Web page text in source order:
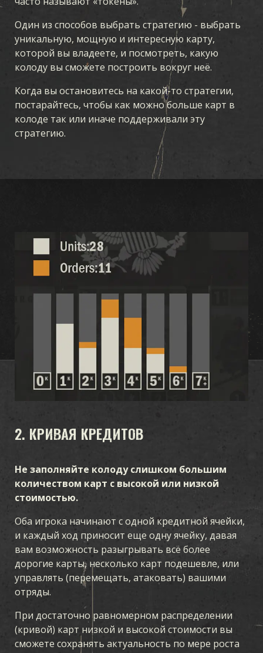
Один из способов выбрать стратегию - выбрать
уникальную, мощную и интересную карту,
которой вы владеете, и посмотреть, какую
колоду вы сможете построить вокруг неё.
Когда вы остановитесь на какой-то стратегии,
постарайтесь, чтобы как можно больше карт в
колоде так или иначе поддерживали эту
стратегию.
2. КРИВАЯ КРЕДИТОВ
Не заполняйте колоду слишком большим
количеством карт с высокой или низкой
стоимостью.
Оба игрока начинают с одной кредитной ячейки,
и каждый ход приносит еще одну ячейку, давая
вам возможность разыгрывать всё более
дорогие карты, несколько карт подешевле, или
управлять (перемещать, атаковать) вашими
отряды.
При достаточно равномерном распределении
(кривой) карт низкой и высокой стоимости вы
сможете сохранять актуальность по мере роста
ИГРА
ЧТО ТАКОЕ KARDS
АКАДЕМИЯ KARDS
ЧАСТО ЗАДАВАЕМЫЕ ВОПРОСЫ